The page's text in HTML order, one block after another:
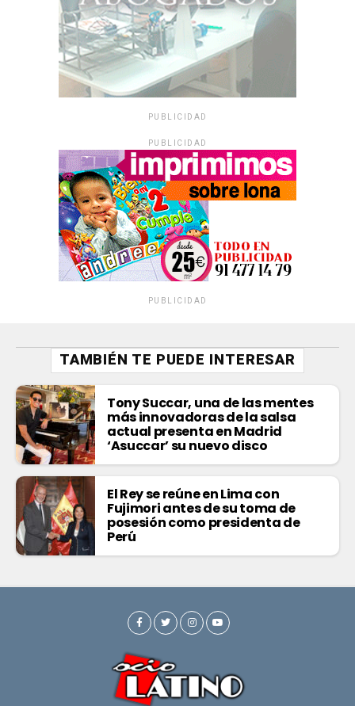
PUBLICIDAD
PUBLICIDAD
PUBLICIDAD
TAMBIÉN TE PUEDE INTERESAR
Tony Succar, una de las mentes
más innovadoras de la salsa
actual presenta en Madrid
‘Asuccar’ su nuevo disco
El Rey se reúne en Lima con
Fujimori antes de su toma de
posesión como presidenta de
Perú